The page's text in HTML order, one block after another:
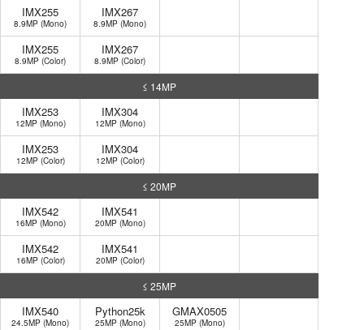
IMX255
8.9MP (Mono)
IMX267
8.9MP (Mono)
IMX255
8.9MP (Color)
IMX267
8.9MP (Color)
≤ 14MP
IMX253
12MP (Mono)
IMX304
12MP (Mono)
IMX253
12MP (Color)
IMX304
12MP (Color)
≤ 20MP
IMX542
16MP (Mono)
IMX541
20MP (Mono)
IMX542
16MP (Color)
IMX541
20MP (Color)
≤ 25MP
IMX540
24.5MP (Mono)
Python25k
25MP (Mono)
GMAX0505
25MP (Mono)